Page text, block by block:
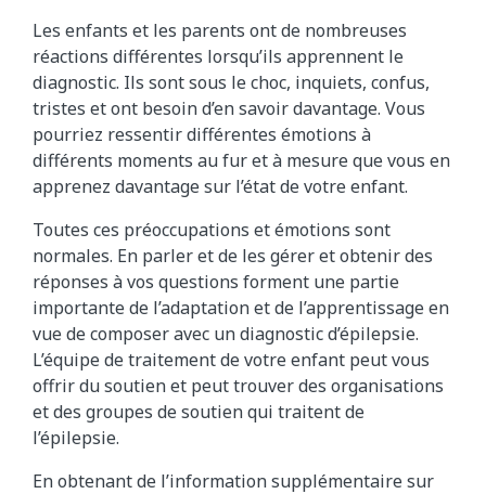
Les enfants et les parents ont de nombreuses
réactions différentes lorsqu’ils apprennent le
diagnostic. Ils sont sous le choc, inquiets, confus,
tristes et ont besoin d’en savoir davantage. Vous
pourriez ressentir différentes émotions à
différents moments au fur et à mesure que vous en
apprenez davantage sur l’état de votre enfant.
Toutes ces préoccupations et émotions sont
normales. En parler et de les gérer et obtenir des
réponses à vos questions forment une partie
importante de l’adaptation et de l’apprentissage en
vue de composer avec un diagnostic d’épilepsie.
L’équipe de traitement de votre enfant peut vous
offrir du soutien et peut trouver des organisations
et des groupes de soutien qui traitent de
l’épilepsie.
En obtenant de l’information supplémentaire sur